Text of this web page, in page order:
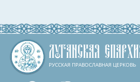
ЛУГАНСКАЯ
РУССКАЯ ПРАВОСЛАВНАЯ ЦЕРКОВЬ